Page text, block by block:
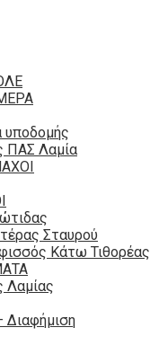
υποδομής
ΠΑΣ Λαμία
Σταυρού
Κάτω Τιθορέας
Λαμίας
Διαφήμιση